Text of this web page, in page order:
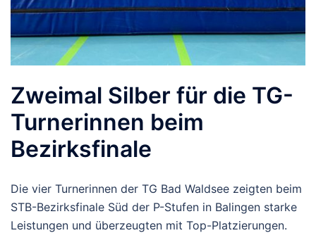
Zweimal Silber für die TG-
Turnerinnen beim
Bezirksfinale
Die vier Turnerinnen der TG Bad Waldsee zeigten beim
STB-Bezirksfinale Süd der P-Stufen in Balingen starke
Leistungen und überzeugten mit Top-Platzierungen.